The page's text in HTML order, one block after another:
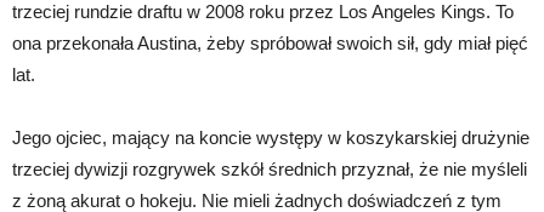
trzeciej rundzie draftu w 2008 roku przez Los Angeles Kings. To
ona przekonała Austina, żeby spróbował swoich sił, gdy miał pięć
lat.
Jego ojciec, mający na koncie występy w koszykarskiej drużynie
trzeciej dywizji rozgrywek szkół średnich przyznał, że nie myśleli
z żoną akurat o hokeju. Nie mieli żadnych doświadczeń z tym